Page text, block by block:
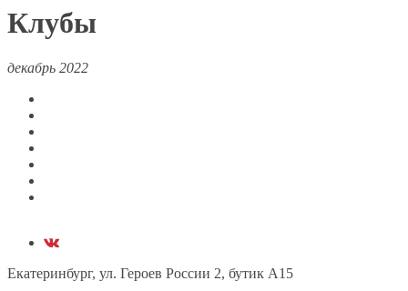
Клубы
декабрь 2022
Екатеринбург, ул. Героев России 2, бутик А15